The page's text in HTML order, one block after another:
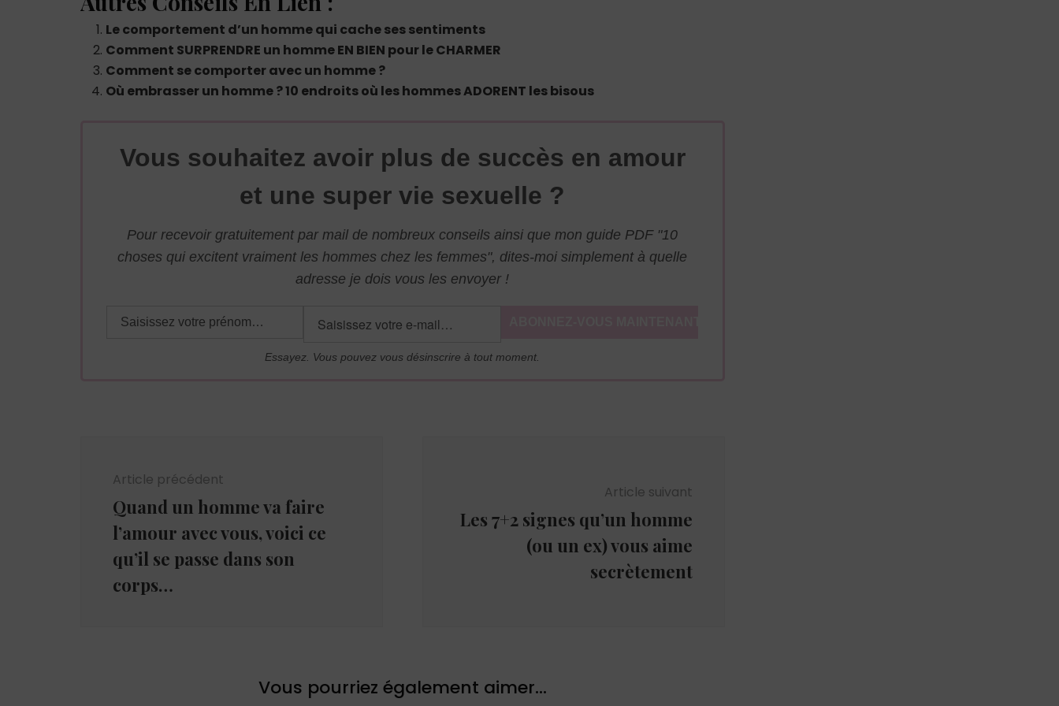
Le comportement d’un homme qui cache ses sentiments
Comment SURPRENDRE un homme EN BIEN pour le CHARMER
Comment se comporter avec un homme ?
Où embrasser un homme ? 10 endroits où les hommes ADORENT les bisous
Vous souhaitez avoir plus de succès en amour
et une super vie sexuelle ?
Pour recevoir gratuitement par mail de nombreux conseils ainsi que mon guide PDF "10
choses qui excitent vraiment les hommes chez les femmes", dites-moi simplement à quelle
adresse je dois vous les envoyer !
Essayez. Vous pouvez vous désinscrire à tout moment.
Article précédent
Quand un homme va faire
l’amour avec vous, voici ce
qu’il se passe dans son
corps…
Article suivant
Les 7+2 signes qu’un homme
(ou un ex) vous aime
secrètement
Vous pourriez également aimer...